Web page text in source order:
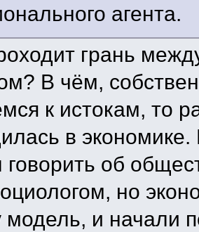
агента.
грань
В чём,
к истокам, то
в
говорить об
но
модель, и начали